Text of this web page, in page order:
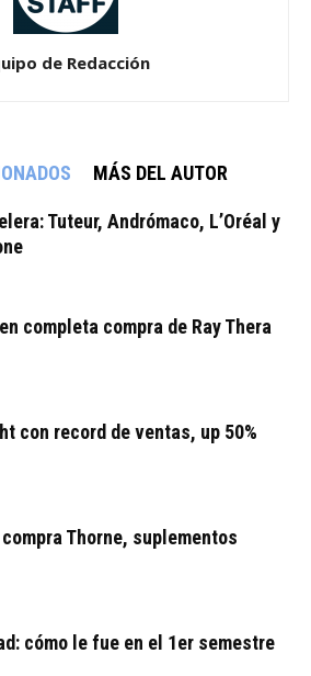
de Redacción
MÁS DEL AUTOR
Tuteur, Andrómaco, L’Oréal y
completa compra de Ray Thera
con record de ventas, up 50%
compra Thorne, suplementos
cómo le fue en el 1er semestre